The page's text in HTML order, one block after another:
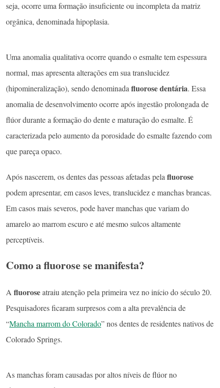
seja, ocorre uma formação insuficiente ou incompleta da matriz
orgânica, denominada hipoplasia.
Uma anomalia qualitativa ocorre quando o esmalte tem espessura
normal, mas apresenta alterações em sua translucidez
(hipomineralização), sendo denominadafluorose dentária. Essa
anomalia de desenvolvimento ocorre após ingestão prolongada de
flúor durante a formação do dente e maturação do esmalte. É
caracterizada pelo aumento da porosidade do esmalte fazendo com
que pareça opaco.
Após nascerem, os dentes das pessoas afetadas pela fluorose
podem apresentar, em casos leves, translucidez e manchas brancas.
Em casos mais severos, pode haver manchas que variam do
amarelo ao marrom escuro e até mesmo sulcos altamente
perceptíveis.
Como a fluorose se manifesta?
A fluoroseatraiu atenção pela primeira vez no início do século 20.
Pesquisadores ficaram surpresos com a alta prevalência de
“Mancha marrom do Colorado” nos dentes de residentes nativos de
Colorado Springs.
As manchas foram causadas por altos níveis de flúor no